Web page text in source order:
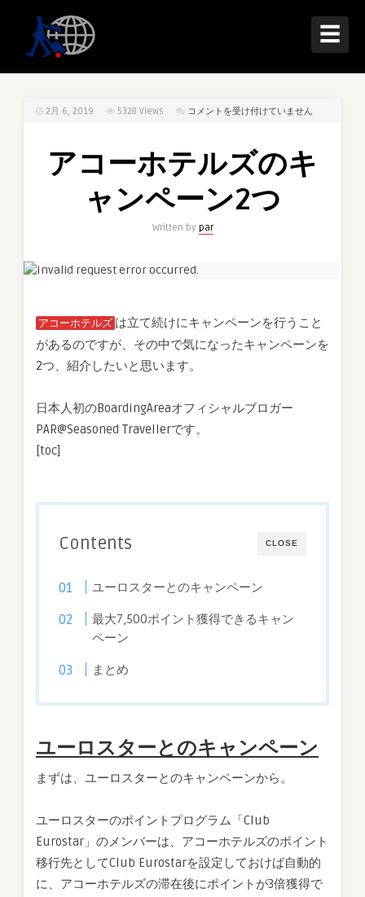
☰
2月 6, 2019 5328 Views
ア
ホ
ル
の
ャ
ー
ン
2
コメントを受け付けていません
アコーホテルズのキ
ャンペーン2つ
Written by par
アコーホテルズ は立て続けにキャンペーンを行うこと
があるのですが、その中で気になったキャンペーンを
2つ、紹介したいと思います。
日本人初のBoardingAreaオフィシャルブロガー
PAR@Seasoned Travellerです。
[toc]
CLOSE
Contents
ユーロスターとのキャンペーン
最大7,500ポイント獲得できるキャン
ペーン
まとめ
ユーロスターとのキャンペーン
まずは、ユーロスターとのキャンペーンから。
ユーロスターのポイントプログラム「Club
Eurostar」のメンバーは、アコーホテルズのポイント
移行先としてClub Eurostarを設定しておけば自動的
に、アコーホテルズの滞在後にポイントが3倍獲得で